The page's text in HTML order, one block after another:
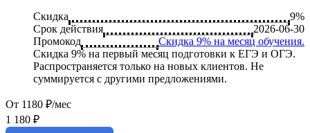
Скидка
9%
Срок действия
2026-06-30
Промокод
Скидка 9% на месяц обучения.
Скидка 9% на первый месяц подготовки к ЕГЭ и ОГЭ.
Распространяется только на новых клиентов. Не
суммируется с другими предложениями.
От 1180 ₽/мес
1 180 ₽